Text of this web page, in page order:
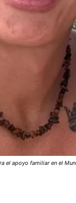
el apoyo familiar en el